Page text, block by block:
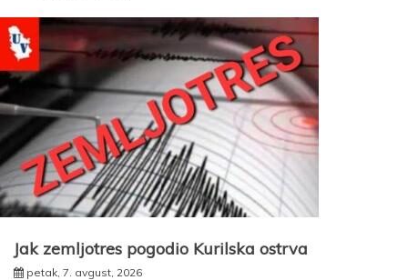
Jak zemljotres pogodio Kurilska ostrva
petak, 7. avgust, 2026